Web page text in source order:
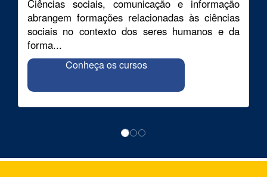
Ciências sociais, comunicação e informação
abrangem formações relacionadas às ciências
sociais no contexto dos seres humanos e da
forma...
Conheça os cursos